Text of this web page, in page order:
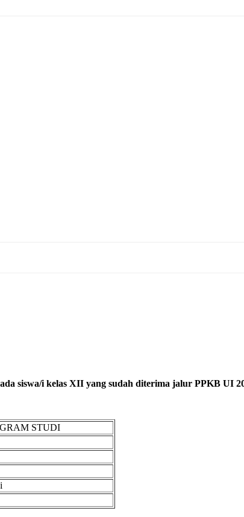
siswa/i kelas XII yang sudah diterima jalur PPKB UI
STUDI